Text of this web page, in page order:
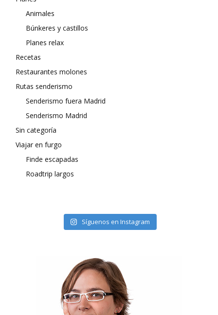
Animales
Búnkeres y castillos
Planes relax
Recetas
Restaurantes molones
Rutas senderismo
Senderismo fuera Madrid
Senderismo Madrid
Sin categoría
Viajar en furgo
Finde escapadas
Roadtrip largos
Síguenos en Instagram